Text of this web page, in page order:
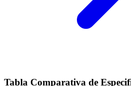
Tabla Comparativa de